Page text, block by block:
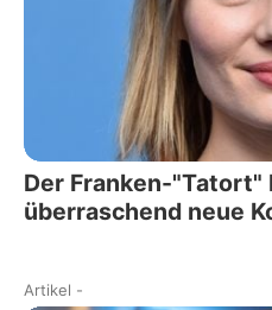
Der Franken-"Tatort"
überraschend neue
Artikel -